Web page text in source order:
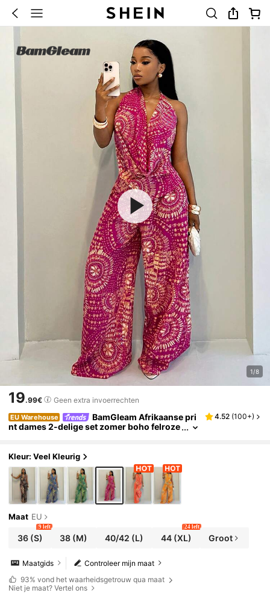
1/8
19.99€ Geen extra invoerrechten
EU Warehouse
BamGleam Afrikaanse pri
nt dames 2-delige set zomer boho felroze
4.52 (100+)
Kleur: Veel Kleurig
Maat EU
36(S)
9 left
38 (M) 40/42 (L) 44(XL)
24 left
Groot
Controleer mijn maat
Maatgids
93% vond het waarheidsgetrouw qua maat
Niet je maat? Vertel ons